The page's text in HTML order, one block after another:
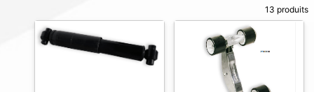
13 produits